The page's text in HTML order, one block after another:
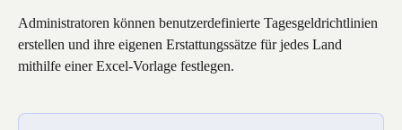
Administratoren können benutzerdefinierte Tagesgeldrichtlinien
erstellen und ihre eigenen Erstattungssätze für jedes Land
mithilfe einer Excel-Vorlage festlegen.